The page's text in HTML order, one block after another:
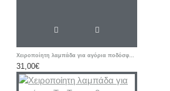
Χειροποίητη λαμπάδα για αγόρια ποδόσφαιρο -φανέλα ΑΕΚ με όνομα και νούμερο
31,00€